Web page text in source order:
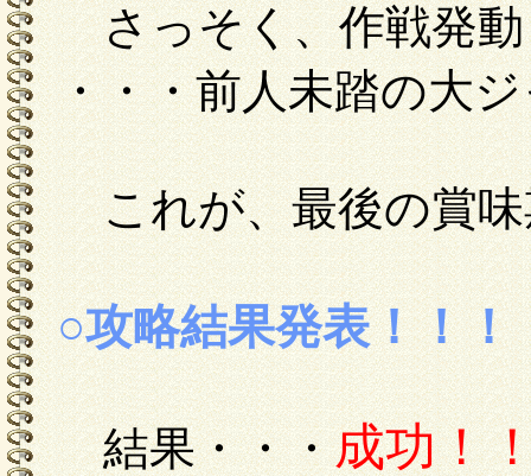
さっそく、作戦発動
・・・前人未踏の大
これが、最後の賞味
○攻略結果発表！！！
結果・・・成功！